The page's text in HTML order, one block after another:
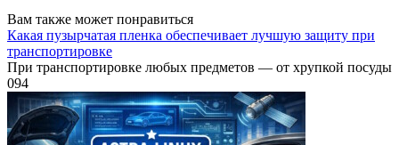
Вам также может понравиться
Какая пузырчатая пленка обеспечивает лучшую защиту при
транспортировке
При транспортировке любых предметов — от хрупкой посуды
094